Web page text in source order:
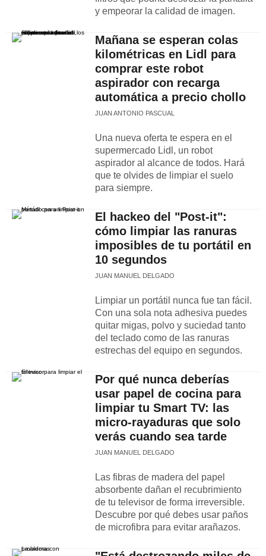
y empeorar la calidad de imagen.
Mañana se esperan colas
kilométricas en Lidl para
comprar este robot
aspirador con recarga
automática a precio chollo
JUAN ANTONIO PASCUAL
Una nueva oferta te espera en el
supermercado Lidl, un robot
aspirador al alcance de todos. Hará
que te olvides de limpiar el suelo
para siempre.
El hackeo del "Post-it":
cómo limpiar las ranuras
imposibles de tu portátil en
10 segundos
JUAN MANUEL DELGADO
Limpiar un portátil nunca fue tan fácil.
Con una sola nota adhesiva puedes
quitar migas, polvo y suciedad tanto
del teclado como de las ranuras
estrechas del equipo en segundos.
Por qué nunca deberías
usar papel de cocina para
limpiar tu Smart TV: las
micro-rayaduras que solo
verás cuando sea tarde
JUAN MANUEL DELGADO
Las fibras de madera del papel
absorbente dañan el recubrimiento
de tu televisor de forma irreversible.
Descubre por qué debes usar paños
de microfibra para evitar arañazos.